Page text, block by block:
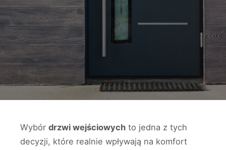
Wybór drzwi wejściowych to jedna z tych
decyzji, które realnie wpływają na komfort